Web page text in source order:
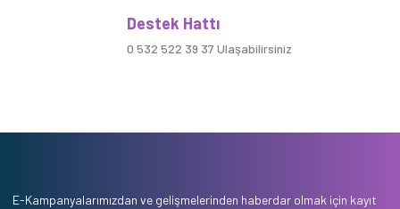
Destek Hattı
0 532 522 39 37 Ulaşabilirsiniz
E-Kampanyalarımızdan ve gelişmelerinden haberdar olmak için kayıt